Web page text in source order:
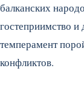
балканских
гостеприимство
темперамент
конфликтов.